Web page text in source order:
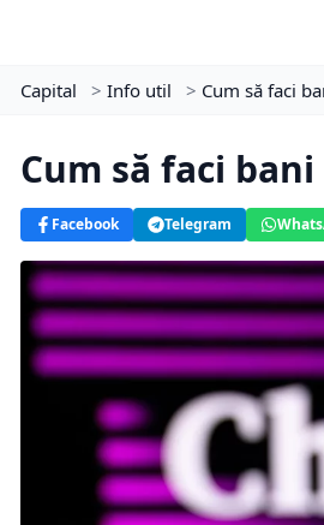
Capital > Info util > Cum să faci
Cum să faci bani
Facebook Telegram